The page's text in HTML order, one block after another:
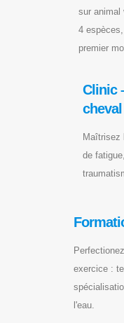
sur animal
4
premier
Clinic
Maîtrisez
de
exercice :
l'eau.